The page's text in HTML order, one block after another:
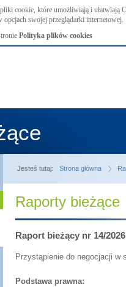
cookie, które umożliwiają i ułatwiają
swojej przeglądarki internetowej.
Polityka plików cookies
Jesteś tutaj: Strona główna
Raporty bieżące
Raport bieżący nr 14/2026
Przystąpienie do negocjacji w
Podstawa prawna: